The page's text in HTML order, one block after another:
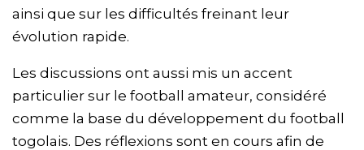
ainsi que sur les difficultés freinant leur
évolution rapide.
Les discussions ont aussi mis un accent
particulier sur le football amateur, considéré
comme la base du développement du football
togolais. Des réflexions sont en cours afin de